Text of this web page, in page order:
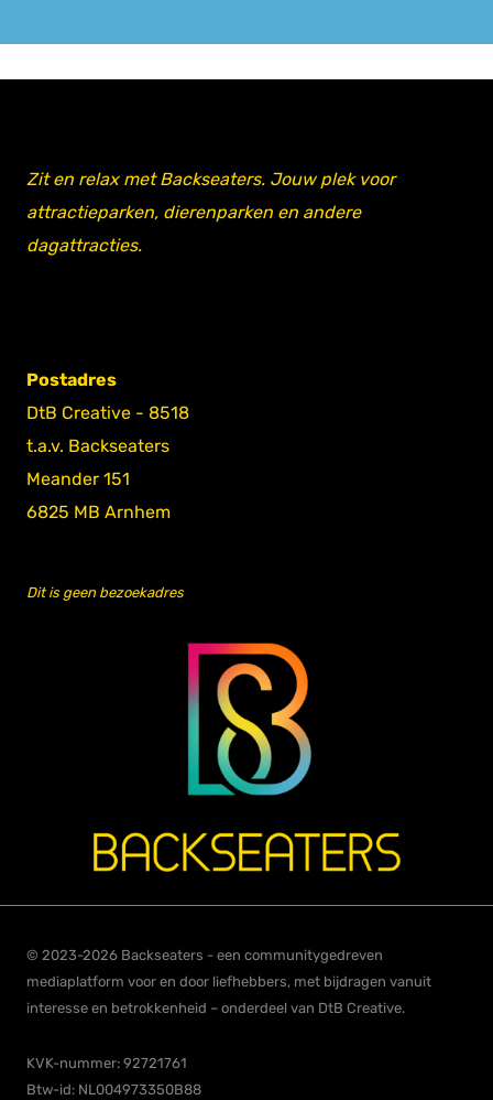
Zit en relax met Backseaters. Jouw plek voor
attractieparken, dierenparken en andere
dagattracties.
Postadres
DtB Creative - 8518
t.a.v. Backseaters
Meander 151
6825 MB Arnhem
Dit is geen bezoekadres
© 2023-2026 Backseaters - een communitygedreven
mediaplatform voor en door liefhebbers, met bijdragen vanuit
interesse en betrokkenheid – onderdeel van DtB Creative.
KVK-nummer: 92721761
Btw-id: NL004973350B88